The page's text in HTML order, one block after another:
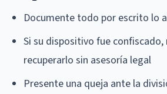
Documente todo por escrito lo
Si su dispositivo fue
recuperarlo sin asesoría legal
Presente una queja ante la